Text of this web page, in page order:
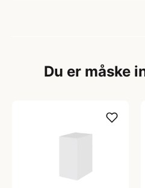
Du er måske